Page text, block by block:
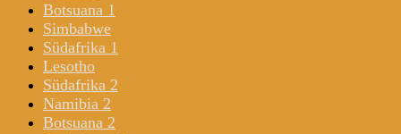
Botsuana 1
Simbabwe
Südafrika 1
Lesotho
Südafrika 2
Namibia 2
Botsuana 2